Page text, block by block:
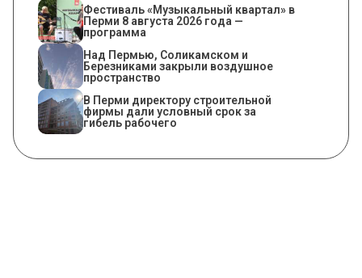
Фестиваль «Музыкальный квартал» в
Перми 8 августа 2026 года —
программа
Над Пермью, Соликамском и
Березниками закрыли воздушное
пространство
В Перми директору строительной
фирмы дали условный срок за
гибель рабочего